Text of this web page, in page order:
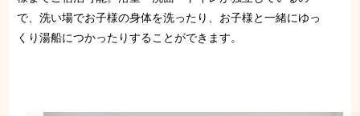
で、洗い場でお子様の身体を洗ったり、お子様と一緒にゆっ
くり湯船につかったりすることができます。